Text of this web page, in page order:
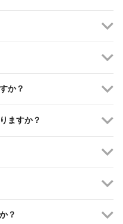
か？
ますか？
？